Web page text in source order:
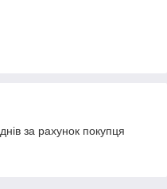
за рахунок покупця